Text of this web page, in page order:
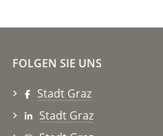
FOLGEN SIE UNS
Stadt Graz
Stadt Graz